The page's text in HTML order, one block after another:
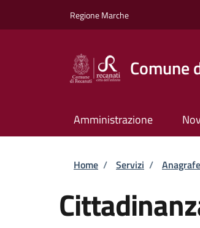
Regione Marche
Comune
Amministrazione
Briciole di
Home / Servizi /